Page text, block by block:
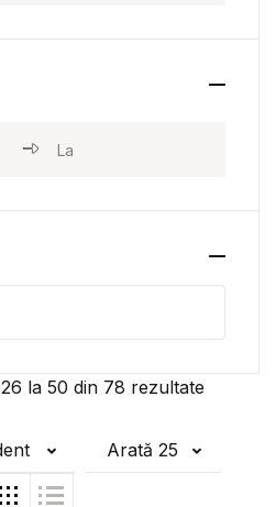
26 la 50 din 78 rezultate
Arată 25